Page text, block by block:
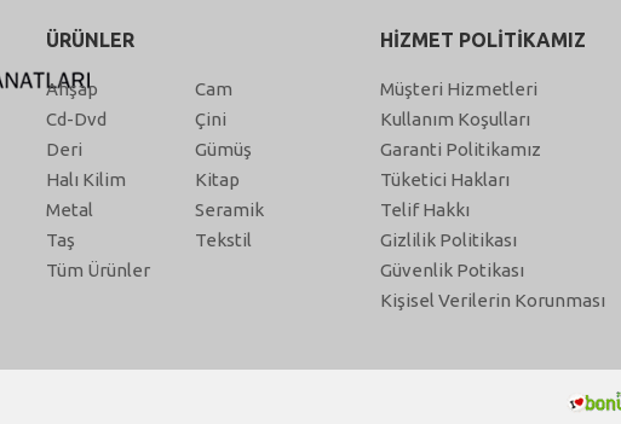
ÜRÜNLER
Ahşap
Cam
Cd-Dvd
Çini
Deri
Gümüş
Halı Kilim
Kitap
Metal
Seramik
Taş
Tekstil
Tüm Ürünler
HİZMET POLİTİKAMIZ
Müşteri Hizmetleri
Kullanım Koşulları
Garanti Politikamız
Tüketici Hakları
Telif Hakkı
Gizlilik Politikası
Güvenlik Potikası
Kişisel Verilerin Korunması